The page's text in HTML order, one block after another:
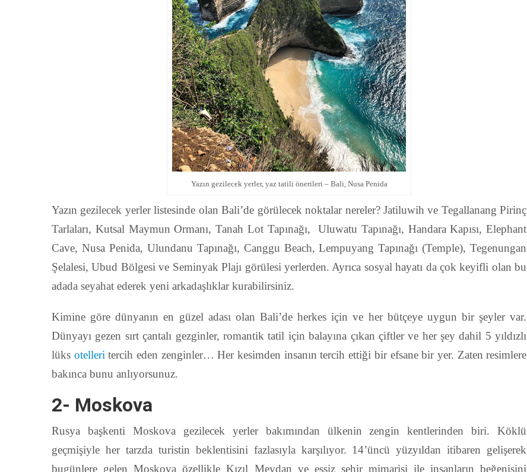
Yazın gezilecek yerler, yaz tatili önerileri – Bali, Nusa Penida
Yazın gezilecek yerler listesinde olan Bali’de görülecek noktalar nereler? Jatiluwih ve Tegallanang Pirinç
Tarlaları, Kutsal Maymun Ormanı, Tanah Lot Tapınağı, Uluwatu Tapınağı, Handara Kapısı, Elephant
Cave, Nusa Penida, Ulundanu Tapınağı, Canggu Beach, Lempuyang Tapınağı (Temple), Tegenungan
Şelalesi, Ubud Bölgesi ve Seminyak Plajı görülesi yerlerden. Ayrıca sosyal hayatı da çok keyifli olan bu
adada seyahat ederek yeni arkadaşlıklar kurabilirsiniz.
Kimine göre dünyanın en güzel adası olan Bali’de herkes için ve her bütçeye uygun bir şeyler var.
Dünyayı gezen sırt çantalı gezginler, romantik tatil için balayına çıkan çiftler ve her şey dahil 5 yıldızlı
lüks otelleri tercih eden zenginler… Her kesimden insanın tercih ettiği bir efsane bir yer. Zaten resimlere
bakınca bunu anlıyorsunuz.
2- Moskova
Rusya başkenti Moskova gezilecek yerler bakımından ülkenin zengin kentlerinden biri. Köklü
geçmişiyle her tarzda turistin beklentisini fazlasıyla karşılıyor. 14’üncü yüzyıldan itibaren gelişerek
bugünlere gelen Moskova özellikle Kızıl Meydan ve eşsiz şehir mimarisi ile insanların beğenisini